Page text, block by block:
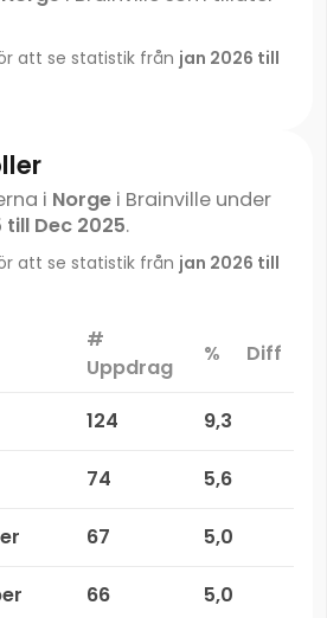
att se statistik från jan 2026 till
i Norgei Brainville under
till Dec 2025.
att se statistik från jan 2026 till
#
Uppdrag
% Diff
124 9,3
74 5,6
67 5,0
66 5,0